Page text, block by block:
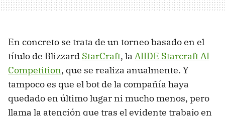
En concreto se trata de un torneo basado en el
título de Blizzard StarCraft, la AIIDE Starcraft AI
Competition, que se realiza anualmente. Y
tampoco es que el bot de la compañía haya
quedado en último lugar ni mucho menos, pero
llama la atención que tras el evidente trabajo en